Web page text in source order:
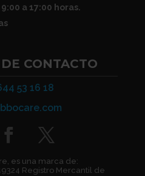
a 17:00 horas.
CONTACTO
53 16 18
es una marca de:
Registro Mercantil de